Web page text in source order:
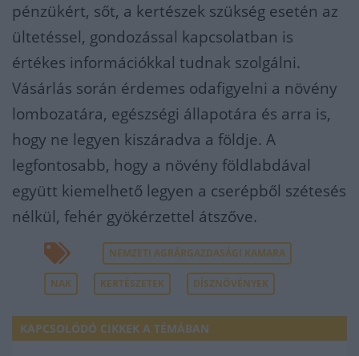
pénzükért, sőt, a kertészek szükség esetén az
ültetéssel, gondozással kapcsolatban is
értékes információkkal tudnak szolgálni.
Vásárlás során érdemes odafigyelni a növény
lombozatára, egészségi állapotára és arra is,
hogy ne legyen kiszáradva a földje. A
legfontosabb, hogy a növény földlabdával
együtt kiemelhető legyen a cserépből szétesés
nélkül, fehér gyökérzettel átszőve.
NEMZETI AGRÁRGAZDASÁGI KAMARA
NAK KERTÉSZETEK DÍSZNÖVÉNYEK
KAPCSOLÓDÓ CIKKEK A TÉMÁBAN